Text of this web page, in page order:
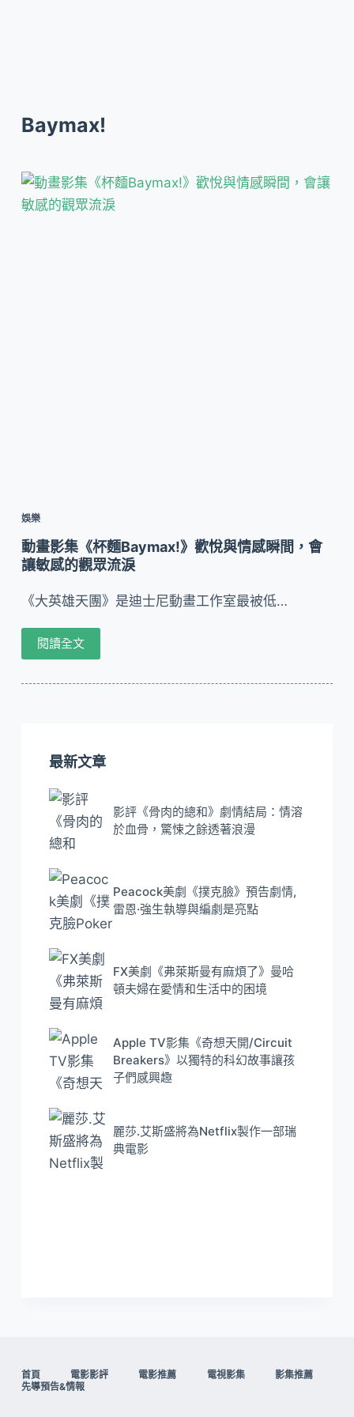
Baymax!
娛樂
動畫影集《杯麵Baymax!》歡悅與情感瞬間，會
讓敏感的觀眾流淚
《大英雄天團》是迪士尼動畫工作室最被低…
閱讀全文
最新文章
影評《骨肉的總和》劇情結局：情溶
於血骨，驚悚之餘透著浪漫
Peacock美劇《撲克臉》預告劇情,
雷恩·強生執導與編劇是亮點
FX美劇《弗萊斯曼有麻煩了》曼哈
頓夫婦在愛情和生活中的困境
Apple TV影集《奇想天開/Circuit
Breakers》以獨特的科幻故事讓孩
子們感興趣
麗莎.艾斯盛將為Netflix製作一部瑞
典電影
首頁 電影影評 電影推薦 電視影集
影集推薦
先導預告&情報